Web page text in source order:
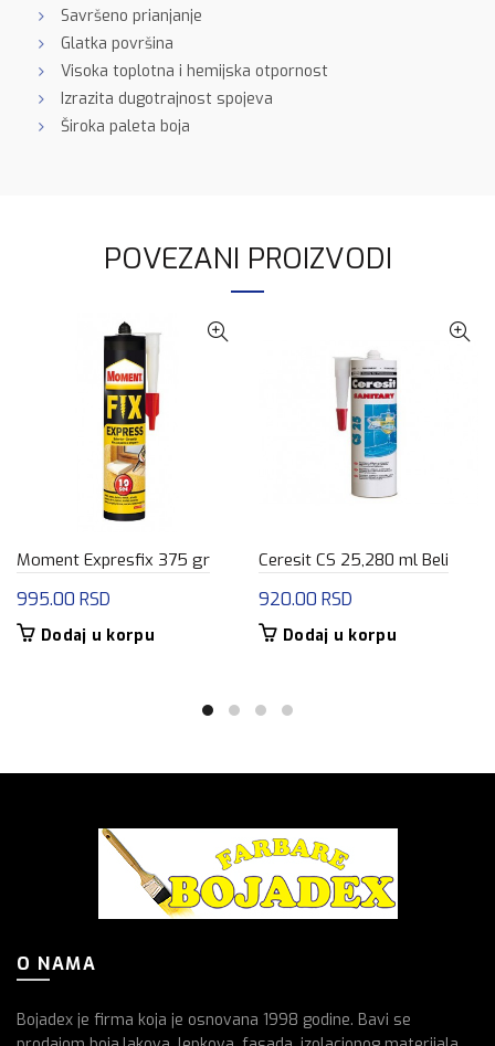
Savršeno prianjanje
Glatka površina
Visoka toplotna i hemijska otpornost
Izrazita dugotrajnost spojeva
Široka paleta boja
POVEZANI PROIZVODI
Moment Expresfix 375 gr
995.00 RSD
Dodaj u korpu
Ceresit CS 25,280 ml Beli
920.00 RSD
Dodaj u korpu
O NAMA
Bojadex je firma koja je osnovana 1998 godine. Bavi se